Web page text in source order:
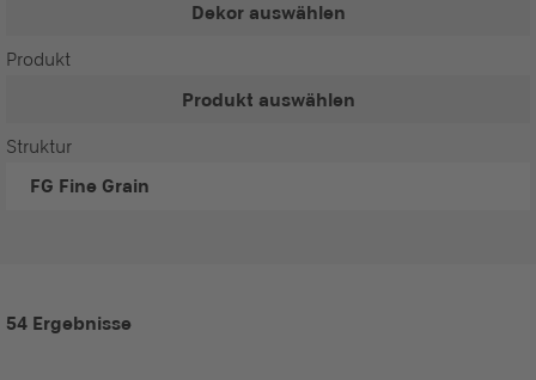
Dekor auswählen
Produkt
Produkt auswählen
Struktur
FG Fine Grain
54 Ergebnisse